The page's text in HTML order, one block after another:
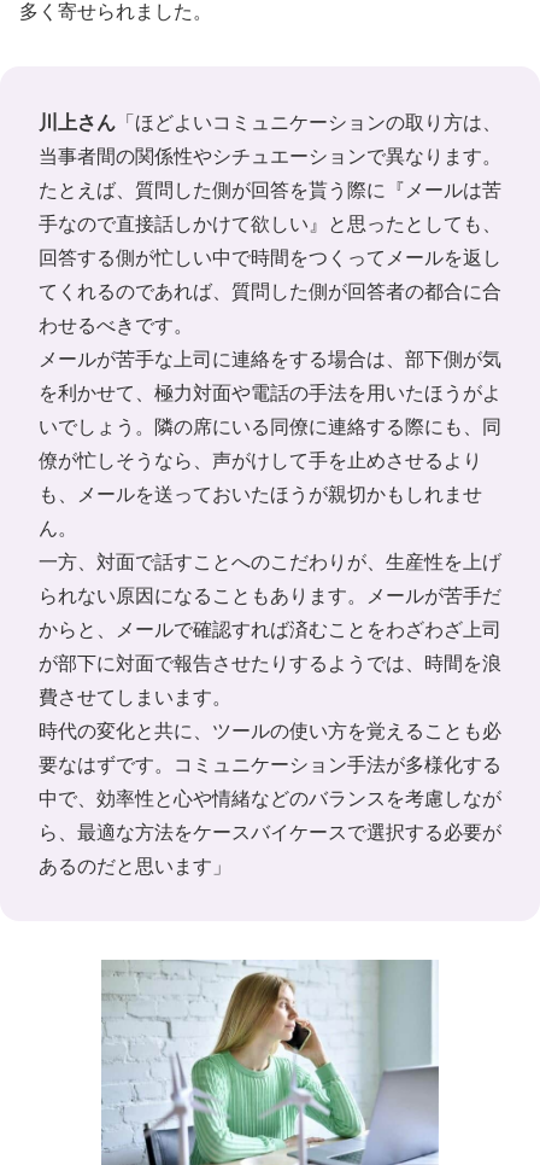
多く寄せられました。
川上さん 「ほどよいコミュニケーションの取り方は、
当事者間の関係性やシチュエーションで異なります。
たとえば、質問した側が回答を貰う際に『メールは苦
手なので直接話しかけて欲しい』と思ったとしても、
回答する側が忙しい中で時間をつくってメールを返し
てくれるのであれば、質問した側が回答者の都合に合
わせるべきです。
メールが苦手な上司に連絡をする場合は、部下側が気
を利かせて、極力対面や電話の手法を用いたほうがよ
いでしょう。隣の席にいる同僚に連絡する際にも、同
僚が忙しそうなら、声がけして手を止めさせるより
も、メールを送っておいたほうが親切かもしれませ
ん。
一方、対面で話すことへのこだわりが、生産性を上げ
られない原因になることもあります。メールが苦手だ
からと、メールで確認すれば済むことをわざわざ上司
が部下に対面で報告させたりするようでは、時間を浪
費させてしまいます。
時代の変化と共に、ツールの使い方を覚えることも必
要なはずです。コミュニケーション手法が多様化する
中で、効率性と心や情緒などのバランスを考慮しなが
ら、最適な方法をケースバイケースで選択する必要が
あるのだと思います」